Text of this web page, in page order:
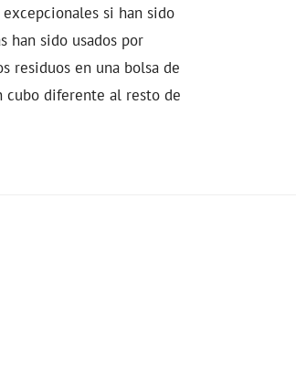
si han sido
han sido usados por
residuos en una bolsa de
cubo diferente al resto de